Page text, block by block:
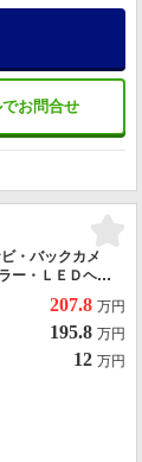
お問合せ
・バックカメ
ー・ＬＥＤヘッ
ー・ＪＢＬスピ
207.8 万円
195.8 万円
12 万円